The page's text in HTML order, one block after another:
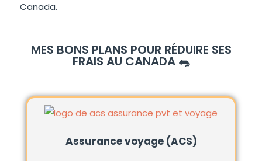
Canada.
MES BONS PLANS POUR RÉDUIRE SES
FRAIS AU CANADA 🐀
Assurance voyage (ACS)